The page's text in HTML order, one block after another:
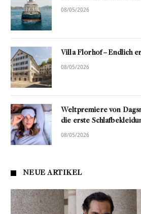
08/05/2026
Villa Florhof – Endlich
08/05/2026
Weltpremiere von
die erste
08/05/2026
NEUE ARTIKEL